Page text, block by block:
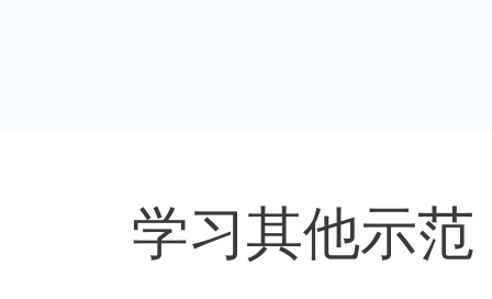
学习其他示范